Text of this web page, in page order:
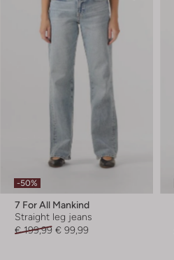
-50%
7 For All Mankind
Straight leg jeans
€ 199,99 € 99,99